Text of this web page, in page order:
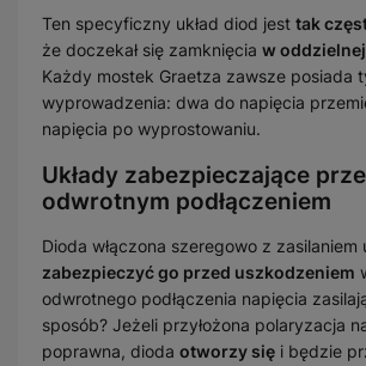
Ten specyficzny układ diod jest tak
że doczekał się zamknięcia w
Każdy mostek Graetza zawsze posiada
wyprowadzenia: dwa do napięcia
napięcia po wyprostowaniu.
Układy zabezpieczające
odwrotnym podłączeniem
Dioda włączona szeregowo z zasilaniem
zabezpieczyć go przed uszkodzeniem
odwrotnego podłączenia napięcia
sposób? Jeżeli przyłożona polaryzacja
poprawna, dioda otworzy się i będzie